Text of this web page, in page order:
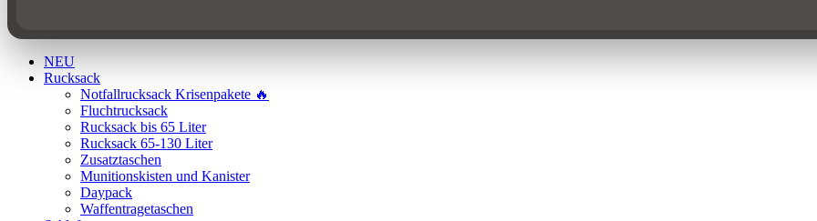
NEU
Rucksack
Notfallrucksack Krisenpakete 🔥
Fluchtrucksack
Rucksack bis 65 Liter
Rucksack 65-130 Liter
Zusatztaschen
Munitionskisten und Kanister
Daypack
Waffentragetaschen